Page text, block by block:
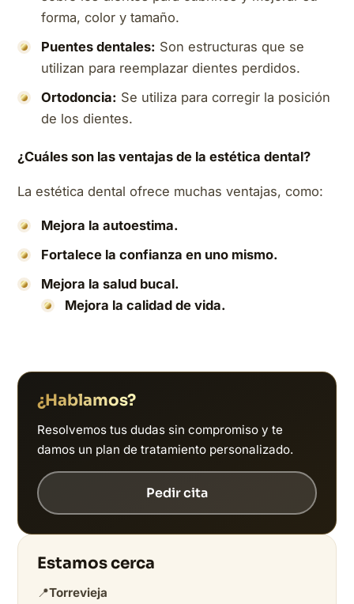
forma, color y tamaño.
Puentes dentales: Son estructuras que se
utilizan para reemplazar dientes perdidos.
Ortodoncia: Se utiliza para corregir la posición
de los dientes.
¿Cuáles son las ventajas de la estética dental?
La estética dental ofrece muchas ventajas, como:
Mejora la autoestima.
Fortalece la confianza en uno mismo.
Mejora la salud bucal.
Mejora la calidad de vida.
¿Hablamos?
Resolvemos tus dudas sin compromiso y te
damos un plan de tratamiento personalizado.
Pedir cita
Estamos cerca
📍Torrevieja